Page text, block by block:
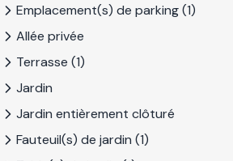
Emplacement(s) de parking (1)
Allée privée
Terrasse (1)
Jardin
Jardin entièrement clôturé
Fauteuil(s) de jardin (1)